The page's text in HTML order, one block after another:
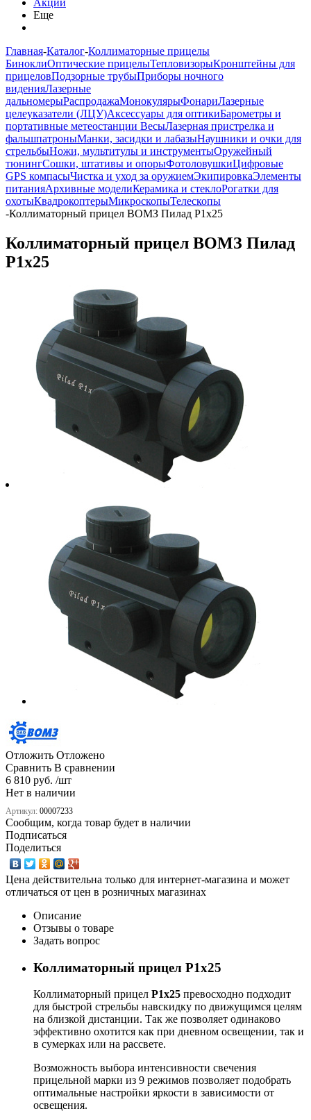
Акции
Еще
Главная-Каталог-Коллиматорные прицелы
БиноклиОптические прицелыТепловизорыКронштейны для
прицеловПодзорные трубыПриборы ночного
виденияЛазерные
дальномерыРаспродажаМонокулярыФонариЛазерные
целеуказатели (ЛЦУ)Аксессуары для оптикиБарометры и
портативные метеостанции ВесыЛазерная пристрелка и
фальшпатроныМанки, засидки и лабазыНаушники и очки для
стрельбыНожи, мультитулы и инструментыОружейный
тюнингСошки, штативы и опорыФотоловушкиЦифровые
GPS компасыЧистка и уход за оружиемЭкипировкаЭлементы
питанияАрхивные моделиКерамика и стеклоРогатки для
охотыКвадрокоптерыМикроскопыТелескопы
-Коллиматорный прицел ВОМЗ Пилад Р1х25
Коллиматорный прицел ВОМЗ Пилад
Р1х25
Отложить Отложено
Сравнить В сравнении
6 810 руб. /шт
Нет в наличии
Артикул: 00007233
Сообщим, когда товар будет в наличии
Подписаться
Поделиться
Цена действительна только для интернет-магазина и может
отличаться от цен в розничных магазинах
Описание
Отзывы о товаре
Задать вопрос
Коллиматорный прицел Р1х25
Коллиматорный прицел Р1х25 превосходно подходит
для быстрой стрельбы навскидку по движущимся целям
на близкой дистанции. Так же позволяет одинаково
эффективно охотится как при дневном освещении, так и
в сумерках или на рассвете.
Возможность выбора интенсивности свечения
прицельной марки из 9 режимов позволяет подобрать
оптимальные настройки яркости в зависимости от
освещения.